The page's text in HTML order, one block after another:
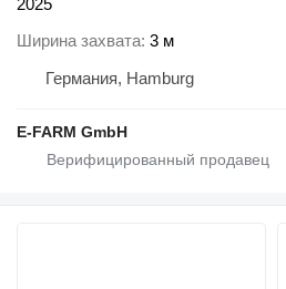
2025
Ширина захвата 3 м
Германия, Hamburg
E-FARM GmbH